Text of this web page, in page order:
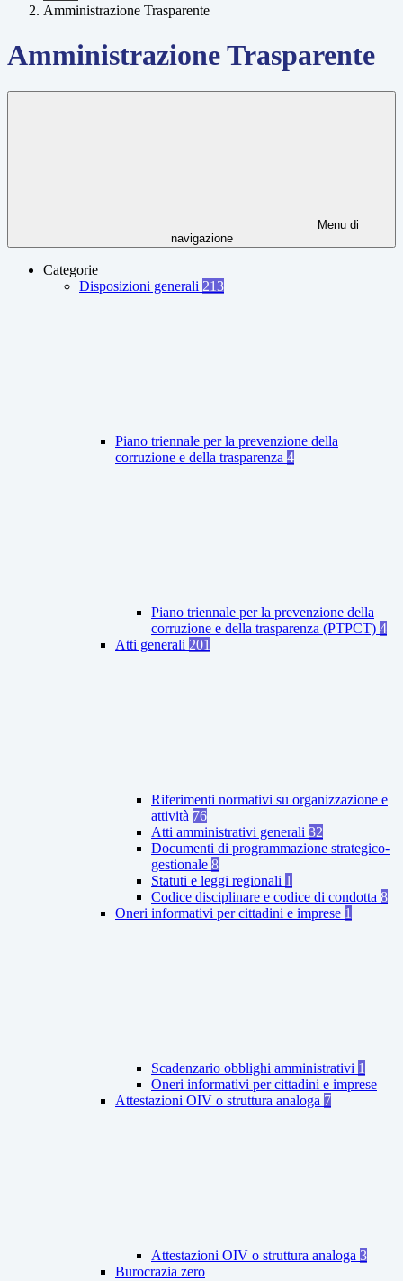
Amministrazione Trasparente
Amministrazione Trasparente
Menu di
navigazione
Categorie
Disposizioni generali 213
Piano triennale per la prevenzione della
corruzione e della trasparenza 4
Piano triennale per la prevenzione della
corruzione e della trasparenza (PTPCT) 4
Atti generali 201
Riferimenti normativi su organizzazione e
attività 76
Atti amministrativi generali 32
Documenti di programmazione strategico-
gestionale 8
Statuti e leggi regionali 1
Codice disciplinare e codice di condotta 8
Oneri informativi per cittadini e imprese 1
Scadenzario obblighi amministrativi 1
Oneri informativi per cittadini e imprese
Attestazioni OIV o struttura analoga 7
Attestazioni OIV o struttura analoga 3
Burocrazia zero